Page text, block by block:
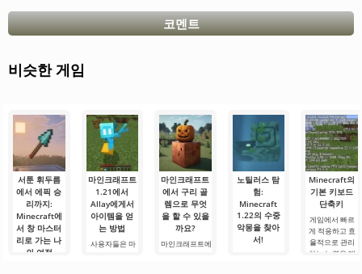
코멘트
비슷한 게임
서툰 휘두름
에서 에픽 승
리까지:
Minecraft에
서 창 마스터
리로 가는 나
의 여정
마인크래프트
1.21에서
Allay에게서
아이템을 얻
는 방법
사용자들은 마
마인크래프트
에서 구리 골
렘으로 무엇
을 할 수 있을
까요?
마인크래프트에
노틸러스 탐
험:
Minecraft
1.22의 수중
악몽을 찾아
서!
Minecraft의
기본 키보드
단축키
게임에서 빠르
게 적응하고 효
율적으로 관리
하는 능력은 매